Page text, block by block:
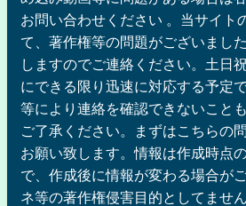
お問い合わせください 。当サイト
て、著作権等の問題がございまし
しますのでご連絡ください。土日
にできる限り迅速に対応する予定
等により連絡を確認できないこと
ご了承ください。まずはこちらの
お願い致します。情報は作成時点
で、作成後に情報が変わる場合が
ネ等の著作権侵害目的としてませ